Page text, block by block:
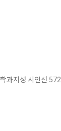
과지성 시인선 572